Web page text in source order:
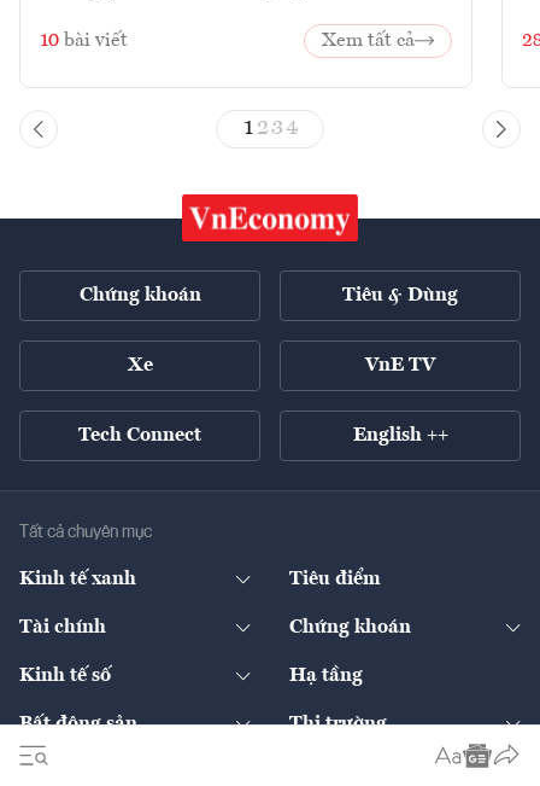
10 bài viết Xem tất cả
1 23 4
Chứng khoán Tiêu & Dùng
Xe VnE TV
Tech Connect English ++
Tất cả chuyên mục
Kinh tế xanh Tiêu điểm
Tài chính
Ngân hàng
Thuế
Chứng khoán
Doanh nghiệp niêm yết
Kinh tế số
Sản phẩm - Thị trường
Tài sản số
Hạ tầng
Bất động sản
Chính sách
Thị trường